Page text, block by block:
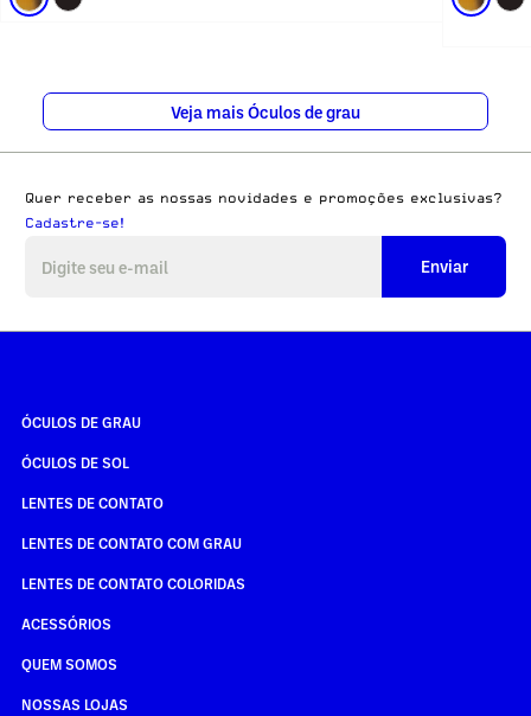
Veja mais Óculos de grau
Quer receber as nossas novidades e promoções exclusivas?
Cadastre-se!
Enviar
ÓCULOS DE GRAU
ÓCULOS DE SOL
LENTES DE CONTATO
LENTES DE CONTATO COM GRAU
LENTES DE CONTATO COLORIDAS
ACESSÓRIOS
QUEM SOMOS
NOSSAS LOJAS